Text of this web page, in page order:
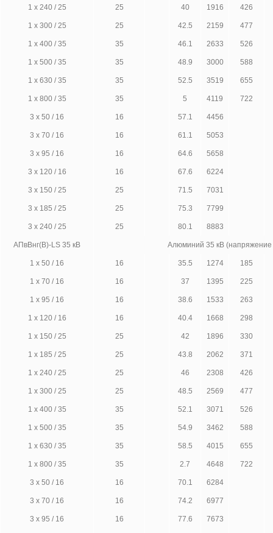
1 х 240 / 25 25 40 1916 426
1 х 300 / 25 25 42.5 2159 477
1 х 400 / 35 35 46.1 2633 526
1 х 500 / 35 35 48.9 3000 588
1 х 630 / 35 35 52.5 3519 655
1 х 800 / 35 35 5 4119 722
3 х 50 / 16 16 57.1 4456
3 х 70 / 16 16 61.1 5053
3 х 95 / 16 16 64.6 5658
3 х 120 / 16 16 67.6 6224
3 х 150 / 25 25 71.5 7031
3 х 185 / 25 25 75.3 7799
3 х 240 / 25 25 80.1 8883
АПвВнг(В)-LS 35 кВ Алюминий 35 кВ
1 х 50 / 16 16 35.5 1274 185
1 х 70 / 16 16 37 1395 225
1 х 95 / 16 16 38.6 1533 263
1 х 120 / 16 16 40.4 1668 298
1 х 150 / 25 25 42 1896 330
1 х 185 / 25 25 43.8 2062 371
1 х 240 / 25 25 46 2308 426
1 х 300 / 25 25 48.5 2569 477
1 х 400 / 35 35 52.1 3071 526
1 х 500 / 35 35 54.9 3462 588
1 х 630 / 35 35 58.5 4015 655
1 х 800 / 35 35 2.7 4648 722
3 х 50 / 16 16 70.1 6284
3 х 70 / 16 16 74.2 6977
3 х 95 / 16 16 77.6 7673